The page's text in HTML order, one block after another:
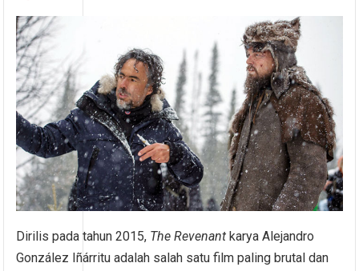
Dirilis pada tahun 2015, The Revenant karya Alejandro
González Iñárritu adalah salah satu film paling brutal dan